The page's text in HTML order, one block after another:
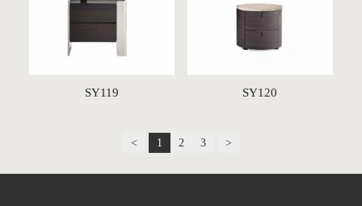
SY119 SY120
< 1 2 3 >